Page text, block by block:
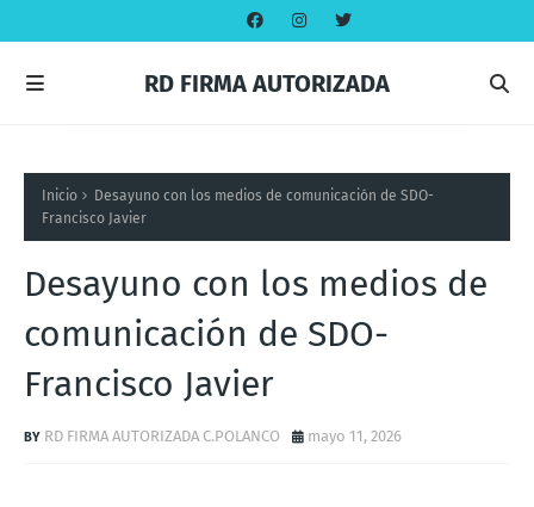
RD FIRMA AUTORIZADA
Inicio
Desayuno con los medios de comunicación de SDO-
Francisco Javier
Desayuno con los medios de
comunicación de SDO-
Francisco Javier
RD FIRMA AUTORIZADA C.POLANCO mayo 11, 2026